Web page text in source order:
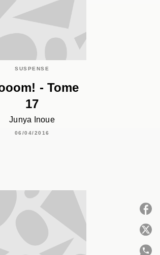
SUSPENSE
- Tome
17
Junya Inoue
06/04/2016